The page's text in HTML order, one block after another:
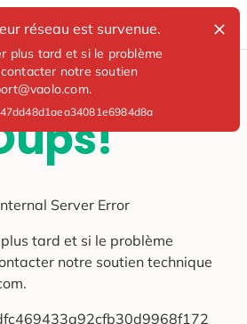
réseau est survenue.
plus tard et si le problème
notre soutien
Server Error
tard et si le problème
notre soutien technique